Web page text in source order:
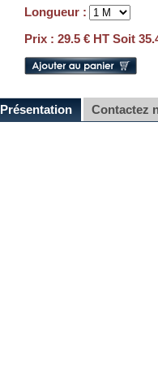
Longueur :
Prix : 29.5 € HT Soit
Présentation Contactez